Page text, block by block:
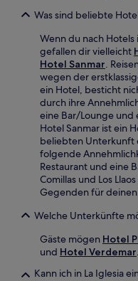
Was sind beliebte
Wenn du nach Hotels
gefallen dir vielleicht
Hotel Sanmar.
wegen der
ein Hotel, besticht
durch ihre
eine Bar/Lounge und
Hotel Sanmar ist ein
beliebten Unterkunft
folgende
Restaurant und eine
Comillas und Los
Gegenden für deinen
Welche Unterkünfte
Gäste mögen Hotel
und Hotel Verdemar.
Kann ich in La Iglesia